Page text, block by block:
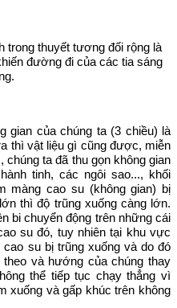
trong thuyết tương đối rộng là
đường đi của các tia sáng
gian của chúng ta (3 chiều) là
thì vật liệu gì cũng được, miễn
chúng ta đã thu gọn không gian
tinh, các ngôi sao..., khối
màng cao su (không gian) bị
thì độ trũng xuống càng lớn.
bi chuyển động trên những cái
su đó, tuy nhiên tại khu vực
su bị trũng xuống và do đó
và hướng của chúng thay
thể tiếp tục chạy thẳng vì
xuống và gấp khúc trên không